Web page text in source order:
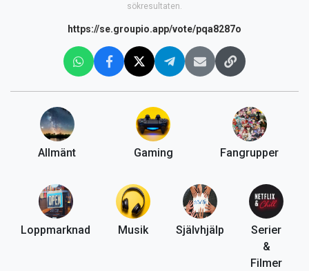
sökresultaten.
https://se.groupio.app/vote/pqa8287o
Allmänt Gaming Fangrupper
Loppmarknad Musik Självhjälp
Serier
&
Filmer